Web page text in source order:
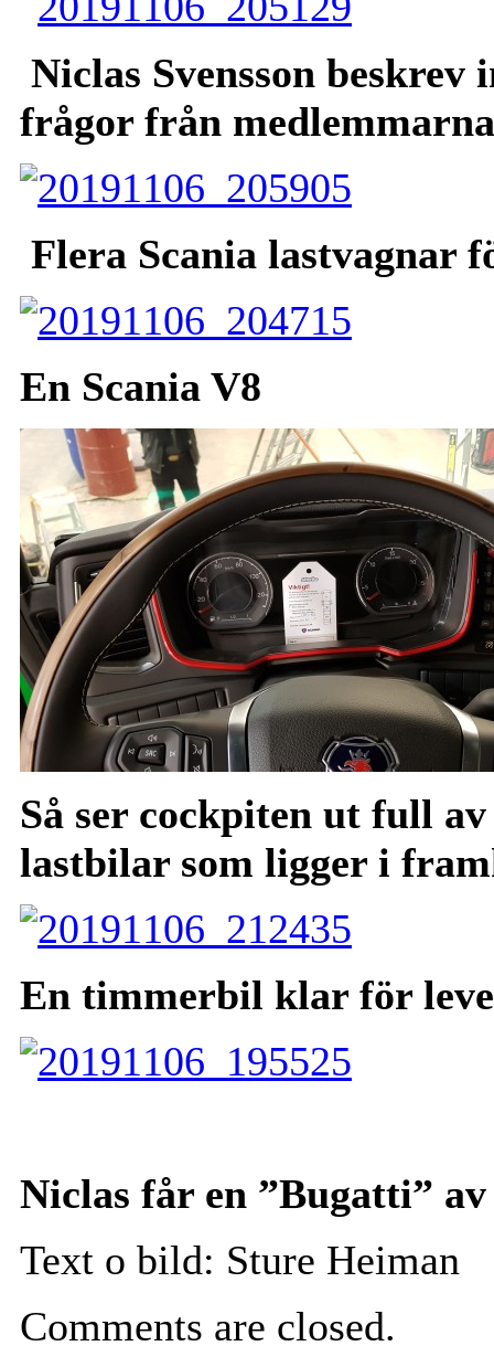
Niclas Svensson beskrev
frågor från medlemmarna
Flera Scania lastvagnar
En Scania V8
Så ser cockpiten ut full
lastbilar som ligger i
En timmerbil klar för
Niclas får en ”Bugatti”
Text o bild: Sture Heiman
Comments are closed.